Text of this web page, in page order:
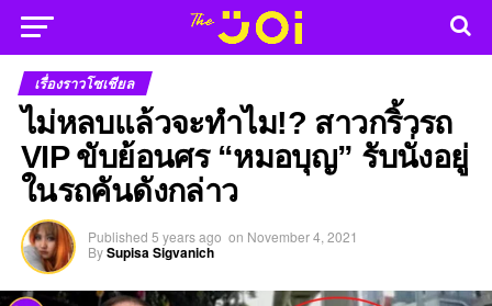
เรื่องราวโซเชียล
ไม่หลบแล้วจะทำไม!? สาวกริ้วรถ
VIP ขับย้อนศร “หมอบุญ” รับนั่งอยู่
ในรถคันดังกล่าว
Published 5 years ago on November 4, 2021
BySupisa Sigvanich